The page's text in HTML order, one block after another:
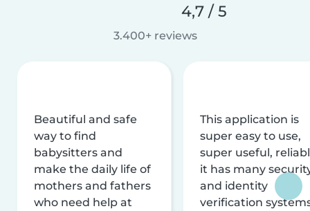
4,7 / 5
3.400+ reviews
Beautiful and safe
way to find
babysitters and
make the daily life of
mothers and fathers
who need help at
This application is
super easy to use,
super useful,
it has many
and identity
verification